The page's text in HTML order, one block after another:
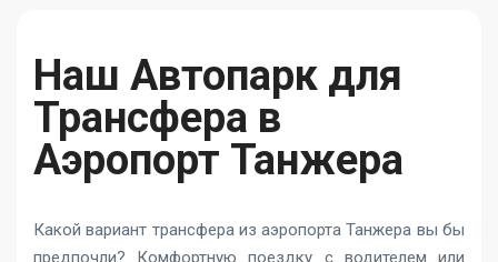
Наш Автопарк для
Трансфера в
Аэропорт Танжера
Какой вариант трансфера из аэропорта Танжера вы бы
предпочли? Комфортную поездку с водителем или